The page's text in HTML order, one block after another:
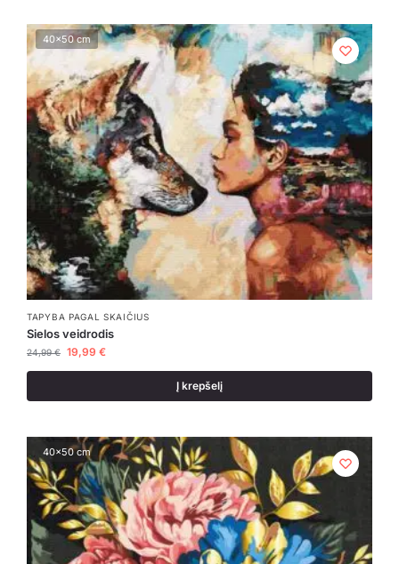
40x50 cm
TAPYBA PAGAL SKAIČIUS
Sielos veidrodis
24,99€ 19,99 €
Į krepšelį
40x50 cm